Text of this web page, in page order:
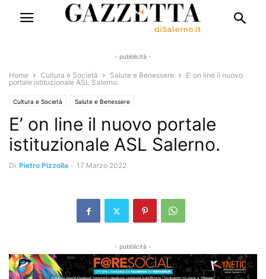
- pubblicità -
Home Cultura e Società Salute e Benessere
E’ on line il nuovo
portale istituzionale ASL Salerno.
Cultura e Società Salute e Benessere
E’ on line il nuovo portale
istituzionale ASL Salerno.
Di Pietro Pizzolla - 17 Marzo 2022
- pubblicità -